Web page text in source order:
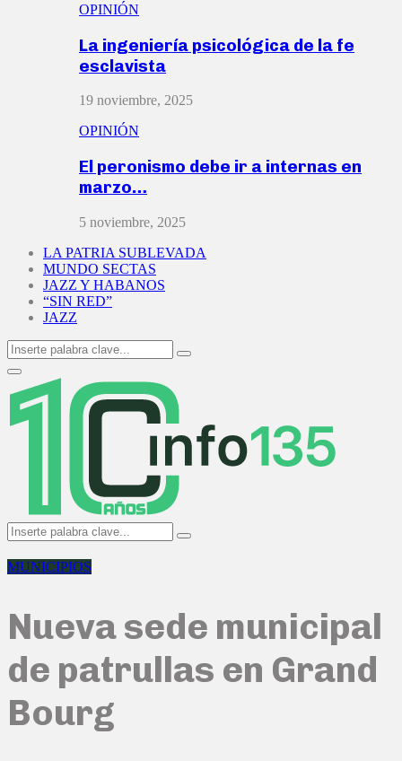
OPINIÓN
La ingeniería psicológica de la fe
esclavista
19 noviembre, 2025
OPINIÓN
El peronismo debe ir a internas en
marzo…
5 noviembre, 2025
LA PATRIA SUBLEVADA
MUNDO SECTAS
JAZZ Y HABANOS
“SIN RED”
JAZZ
Search
for:
Search
Primary
Menu
Search
for:
Search
MUNICIPIOS
Nueva sede municipal
de patrullas en Grand
Bourg